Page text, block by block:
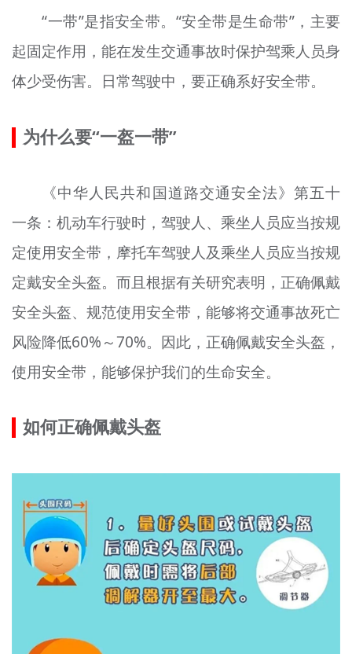
“一带”是指安全带。“安全带是生命带”，主要
起固定作用，能在发生交通事故时保护驾乘人员身
体少受伤害。日常驾驶中，要正确系好安全带。
为什么要“一盔一带”
《中华人民共和国道路交通安全法》第五十
一条：机动车行驶时，驾驶人、乘坐人员应当按规
定使用安全带，摩托车驾驶人及乘坐人员应当按规
定戴安全头盔。而且根据有关研究表明，正确佩戴
安全头盔、规范使用安全带，能够将交通事故死亡
风险降低60%～70%。因此，正确佩戴安全头盔，
使用安全带，能够保护我们的生命安全。
如何正确佩戴头盔